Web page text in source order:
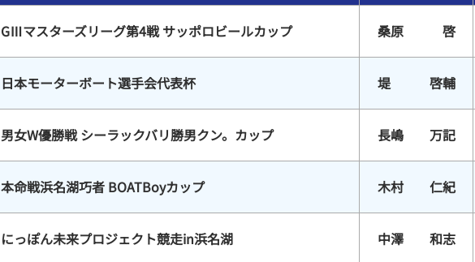
GⅢマスターズリーグ第4戦 サッポロビールカップ 桑原 啓
日本モーターボート選手会代表杯 堤 啓輔
男女W優勝戦 シーラックバリ勝男クン。カップ 長嶋 万記
本命戦浜名湖巧者 BOATBoyカップ 木村 仁紀
にっぽん未来プロジェクト競走in浜名湖 中澤 和志